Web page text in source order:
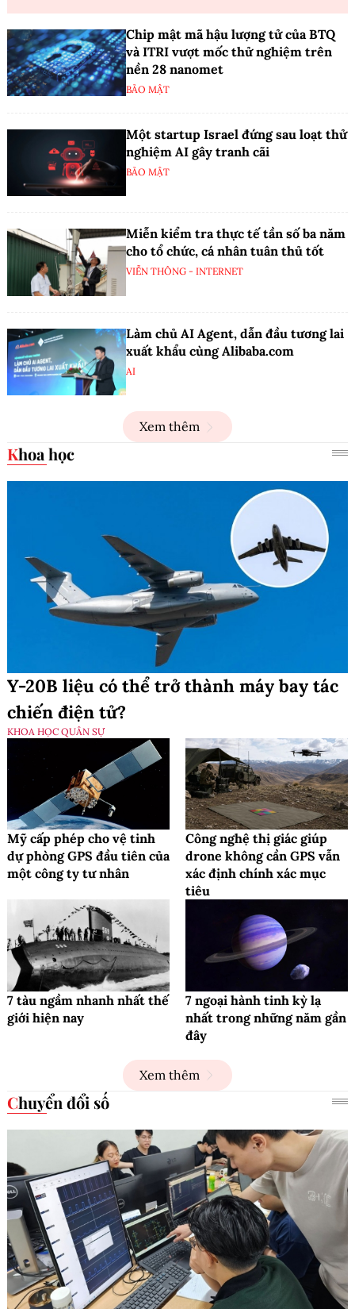
Chip mật mã hậu lượng tử của BTQ
và ITRI vượt mốc thử nghiệm trên
nền 28 nanomet
BẢO MẬT
Một startup Israel đứng sau loạt thử
nghiệm AI gây tranh cãi
BẢO MẬT
Miễn kiểm tra thực tế tần số ba năm
cho tổ chức, cá nhân tuân thủ tốt
VIỄN THÔNG - INTERNET
Làm chủ AI Agent, dẫn đầu tương lai
xuất khẩu cùng Alibaba.com
AI
Xem thêm
Khoa học
Y-20B liệu có thể trở thành máy bay tác
chiến điện tử?
KHOA HỌC QUÂN SỰ
Mỹ cấp phép cho vệ tinh
dự phòng GPS đầu tiên của
một công ty tư nhân
Công nghệ thị giác giúp
drone không cần GPS vẫn
xác định chính xác mục
tiêu
7 tàu ngầm nhanh nhất thế
giới hiện nay
7 ngoại hành tinh kỳ lạ
nhất trong những năm gần
đây
Xem thêm
Chuyển đổi số